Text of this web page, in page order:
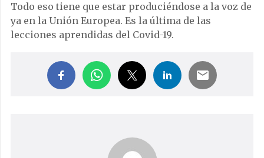
Todo eso tiene que estar produciéndose a la voz de
ya en la Unión Europea. Es la última de las
lecciones aprendidas del Covid-19.